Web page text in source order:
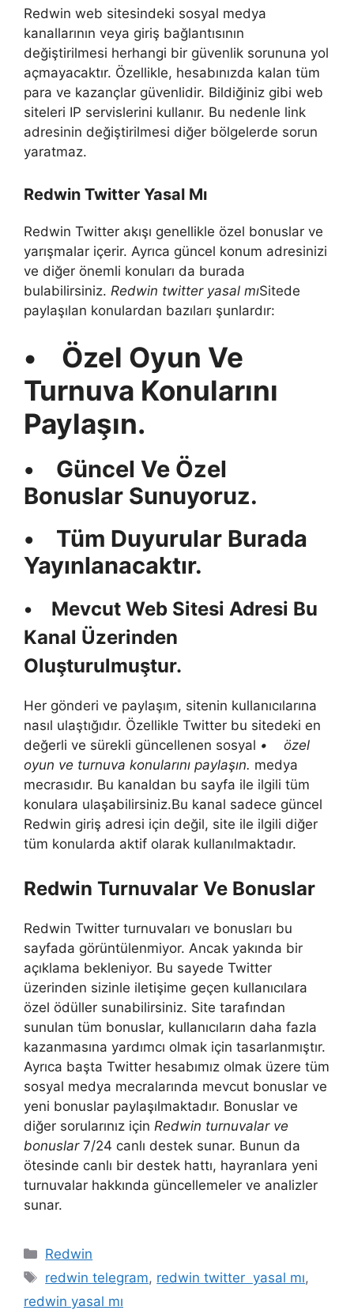
Redwin web sitesindeki sosyal medya
kanallarının veya giriş bağlantısının
değiştirilmesi herhangi bir güvenlik sorununa yol
açmayacaktır. Özellikle, hesabınızda kalan tüm
para ve kazançlar güvenlidir. Bildiğiniz gibi web
siteleri IP servislerini kullanır. Bu nedenle link
adresinin değiştirilmesi diğer bölgelerde sorun
yaratmaz.
Redwin Twitter Yasal Mı
Redwin Twitter akışı genellikle özel bonuslar ve
yarışmalar içerir. Ayrıca güncel konum adresinizi
ve diğer önemli konuları da burada
bulabilirsiniz. Redwin twitter yasal mıSitede
paylaşılan konulardan bazıları şunlardır:
• Özel Oyun Ve
Turnuva Konularını
Paylaşın.
• Güncel Ve Özel
Bonuslar Sunuyoruz.
• Tüm Duyurular Burada
Yayınlanacaktır.
• Mevcut Web Sitesi Adresi Bu
Kanal Üzerinden
Oluşturulmuştur.
Her gönderi ve paylaşım, sitenin kullanıcılarına
nasıl ulaştığıdır. Özellikle Twitter bu sitedeki en
değerli ve sürekli güncellenen sosyal • özel
oyun ve turnuva konularını paylaşın. medya
mecrasıdır. Bu kanaldan bu sayfa ile ilgili tüm
konulara ulaşabilirsiniz.Bu kanal sadece güncel
Redwin giriş adresi için değil, site ile ilgili diğer
tüm konularda aktif olarak kullanılmaktadır.
Redwin Turnuvalar Ve Bonuslar
Redwin Twitter turnuvaları ve bonusları bu
sayfada görüntülenmiyor. Ancak yakında bir
açıklama bekleniyor. Bu sayede Twitter
üzerinden sizinle iletişime geçen kullanıcılara
özel ödüller sunabilirsiniz. Site tarafından
sunulan tüm bonuslar, kullanıcıların daha fazla
kazanmasına yardımcı olmak için tasarlanmıştır.
Ayrıca başta Twitter hesabımız olmak üzere tüm
sosyal medya mecralarında mevcut bonuslar ve
yeni bonuslar paylaşılmaktadır. Bonuslar ve
diğer sorularınız için Redwin turnuvalar ve
bonuslar7/24 canlı destek sunar. Bunun da
ötesinde canlı bir destek hattı, hayranlara yeni
turnuvalar hakkında güncellemeler ve analizler
sunar.
Kategoriler
Redwin
Etiketler
redwin telegram, redwin twitter yasal mı,
redwin yasal mı